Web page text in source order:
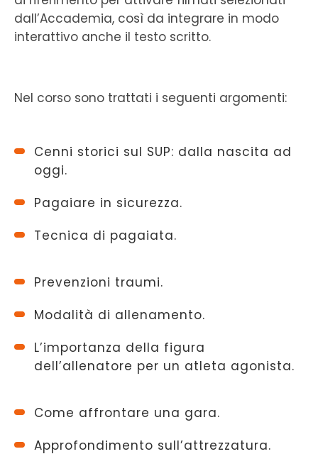
dall’Accademia, così da integrare in modo
interattivo anche il testo scritto.
Nel corso sono trattati i seguenti argomenti:
Cenni storici sul SUP: dalla nascita ad
oggi.
Pagaiare in sicurezza.
Tecnica di pagaiata.
Prevenzioni traumi.
Modalità di allenamento.
L’importanza della figura
dell’allenatore per un atleta agonista.
Come affrontare una gara.
Approfondimento sull’attrezzatura.